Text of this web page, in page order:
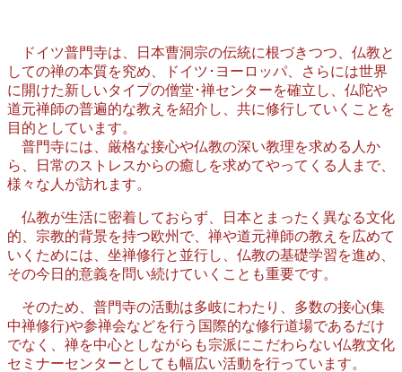
ドイツ普門寺は、日本曹洞宗の伝統に根づきつつ、仏教と
しての禅の本質を究め、ドイツ･ヨーロッパ、さらには世界
に開けた新しいタイプの僧堂･禅センターを確立し、仏陀や
道元禅師の普遍的な教えを紹介し、共に修行していくことを
目的としています。
普門寺には、厳格な接心や仏教の深い教理を求める人か
ら、日常のストレスからの癒しを求めてやってくる人まで、
様々な人が訪れます。
仏教が生活に密着しておらず、日本とまったく異なる文化
的、宗教的背景を持つ欧州で、禅や道元禅師の教えを広めて
いくためには、坐禅修行と並行し、仏教の基礎学習を進め、
その今日的意義を問い続けていくことも重要です。
そのため、普門寺の活動は多岐にわたり、多数の接心(集
中禅修行)や参禅会などを行う国際的な修行道場であるだけ
でなく、禅を中心としながらも宗派にこだわらない仏教文化
セミナーセンターとしても幅広い活動を行っています。